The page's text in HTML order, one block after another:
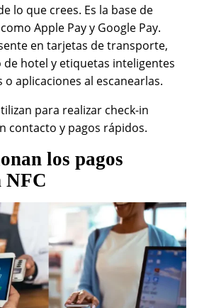
lo que crees. Es la base de
Apple Pay y Google Pay.
en tarjetas de transporte,
de hotel y etiquetas inteligentes
o aplicaciones al escanearlas.
para realizar check-in
contacto y pagos rápidos.
los pagos
NFC